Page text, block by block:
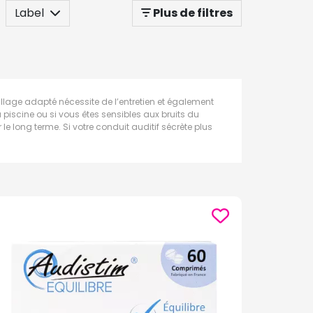
Label Plus de filtres
adapté nécessite de l’entretien et également
ou si vous êtes sensibles aux bruits du
long terme. Si votre conduit auditif sécrète plus